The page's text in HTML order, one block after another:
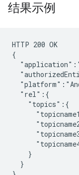
结果示例
HTTP 200 OK
{
  "rel":{
    "topics":{
    }
  }